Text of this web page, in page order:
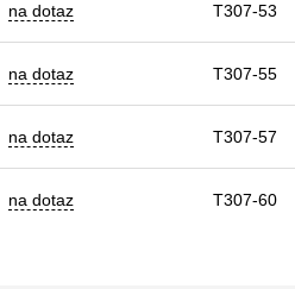
na dotaz T307-53
na dotaz T307-55
na dotaz T307-57
na dotaz T307-60